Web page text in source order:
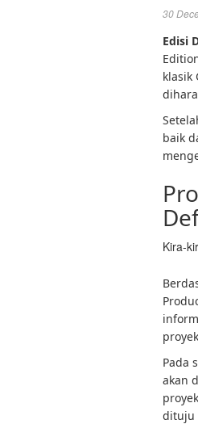
30
Edisi
klasik
baik
Kira-
Pada
akan
dituju